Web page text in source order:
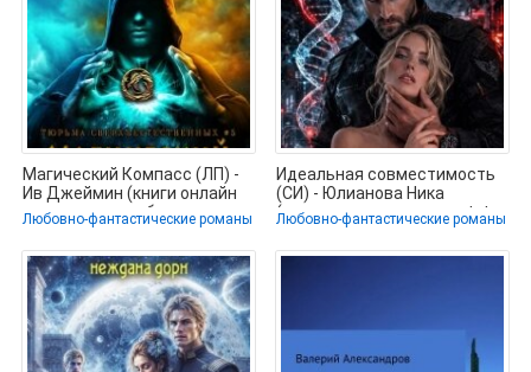
Магический Компасс (ЛП) -
Ив Джеймин (книги онлайн
полные версии бесплатно
Любовно-фантастические романы
Идеальная совместимость
(СИ) - Юлианова Ника
(читать хорошую книгу .txt,
Любовно-фантастические романы